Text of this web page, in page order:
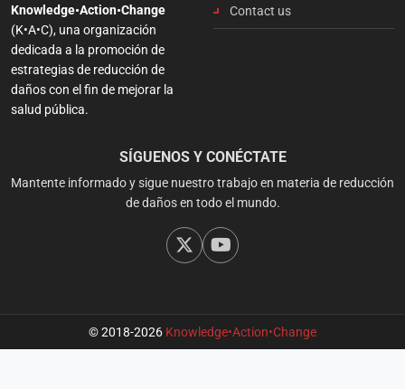
Knowledge•Action•Change
(K•A•C), una organización
dedicada a la promoción de
estrategias de reducción de
daños con el fin de mejorar la
salud pública.
Contact us
SÍGUENOS Y CONÉCTATE
Mantente informado y sigue nuestro trabajo en materia de reducción
de daños en todo el mundo.
© 2018-2026 Knowledge•Action•Change